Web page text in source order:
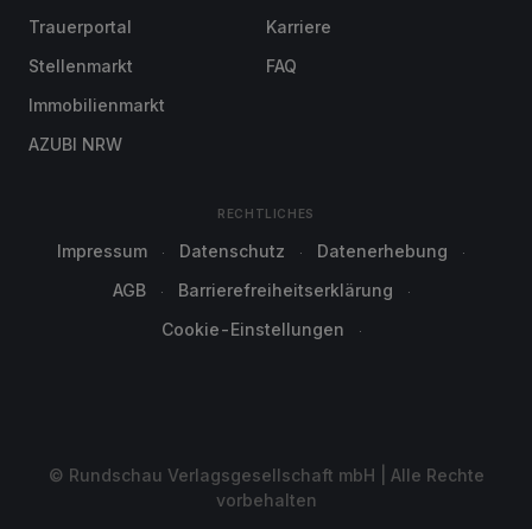
Trauerportal
Stellenmarkt
Immobilienmarkt
AZUBI NRW
Karriere
FAQ
RECHTLICHES
Impressum Datenschutz
Datenerhebung
AGB
Barrierefreiheitserklärung
Cookie-Einstellungen
© Rundschau Verlagsgesellschaft mbH | Alle Rechte
vorbehalten